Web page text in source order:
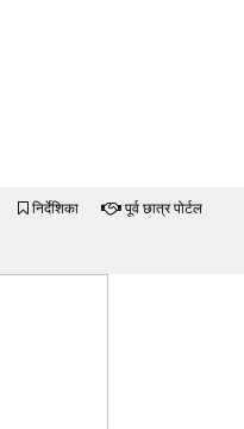
निर्देशिका पूर्व छात्र पोर्टल